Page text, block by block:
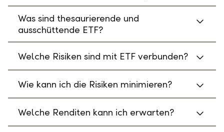
Was sind thesaurierende und
ausschüttende ETF?
Welche Risiken sind mit ETF verbunden?
Wie kann ich die Risiken minimieren?
Welche Renditen kann ich erwarten?